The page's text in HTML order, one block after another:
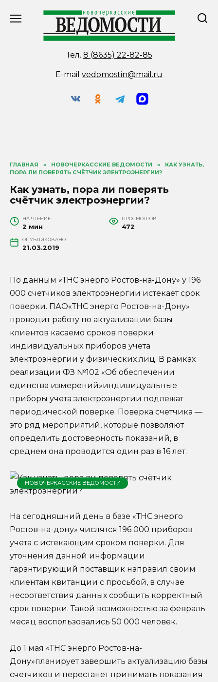
Тел. 8 (8635) 22-82-85
E-mail vedomostin@mail.ru
ГЛАВНАЯ » НОВОЧЕРКАССКИЕ ВЕДОМОСТИ »
КАК УЗНАТЬ,
ПОРА ЛИ ПОВЕРЯТЬ СЧЁТЧИК ЭЛЕКТРОЭНЕРГИИ?
Как узнать, пора ли поверять
счётчик электроэнергии?
НА ЧТЕНИЕ
2 мин
ПРОСМОТРОВ
472
ОПУБЛИКОВАНО
21.03.2019
По данным «ТНС энерго Ростов-на-Дону» у 196
000 счетчиков электроэнергии истекает срок
поверки. ПАО«ТНС энерго Ростов-на-Дону»
проводит работу по актуализации базы
клиентов касаемо сроков поверки
индивидуальных приборов учета
электроэнергии у физических лиц. В рамках
реализации ФЗ №102 «Об обеспечении
единства измерений»индивидуальные
приборы учета электроэнергии подлежат
периодической поверке. Поверка счетчика —
это ряд мероприятий, которые позволяют
определить достоверность показаний, в
среднем она проводится один раз в 16 лет.
НОВОЧЕРКАССКИЕ ВЕДОМОСТИ
На сегодняшний день в базе «ТНС энерго
Ростов-на-дону» числятся 196 000 приборов
учета с истекающим сроком поверки. Для
уточнения данной информации
гарантирующий поставщик направил своим
клиентам квитанции с просьбой, в случае
несоответствия данных сообщить корректный
срок поверки. Такой возможностью за февраль
месяц воспользовались 50 000 человек.
До 1 мая «ТНС энерго Ростов-на-
Дону»планирует завершить актуализацию базы
счетчиков и перестанет принимать показания